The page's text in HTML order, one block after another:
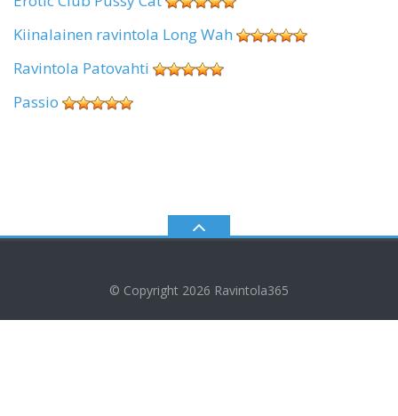
Kiinalainen ravintola Long Wah
Ravintola Patovahti
Passio
© Copyright 2026 Ravintola365